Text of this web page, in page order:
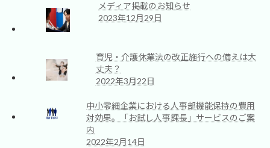
メディア掲載のお知らせ
2023年12月29日
育児・介護休業法の改正施行への備えは大
丈夫？
2022年3月22日
中小零細企業における人事部機能保持の費用
対効果。「お試し人事課長」サービスのご案
内
2022年2月14日